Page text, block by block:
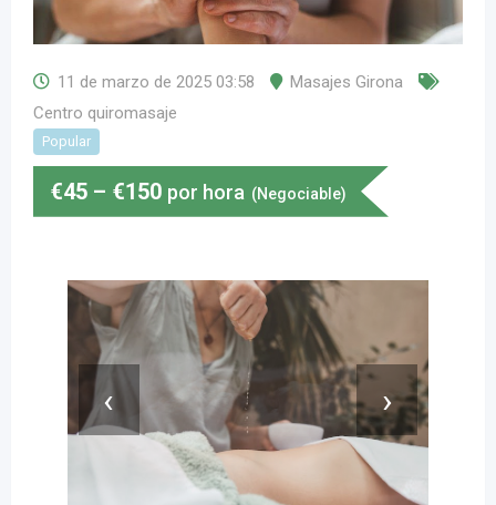
11 de marzo de 2025 03:58
Masajes Girona
Centro quiromasaje
Popular
€45 – €150 por hora (Negociable)
‹ ›